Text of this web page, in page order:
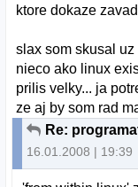
ktore dokaze
slax som skusal
nieco ako linux
prilis velky... ja
ze aj by som rad
16.01.2008 | 19:39